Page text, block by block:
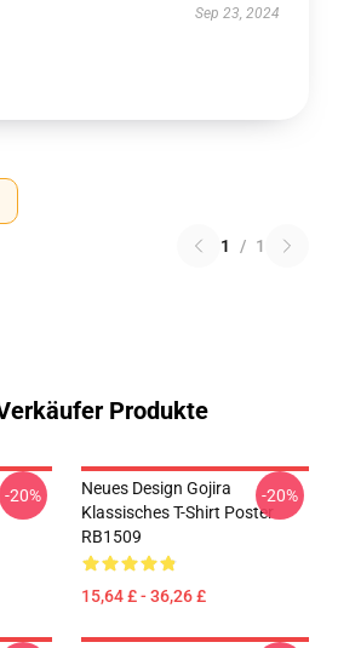
Sep 23, 2024
1 / 1
Produkte
-20%
Neues Design Gojira
Klassisches T-Shirt Poster
RB1509
15,64 £ - 36,26 £
-20%